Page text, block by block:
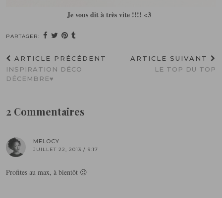
Je vous dit à très vite !!!! <3
PARTAGER:
ARTICLE PRÉCÉDENT
INSPIRATION DÉCO
DÉCEMBRE♥
ARTICLE SUIVANT
LE TOP DU TOP
2 Commentaires
MELOCY
JUILLET 22, 2013 / 9:17
Profites au max, à bientôt 😉